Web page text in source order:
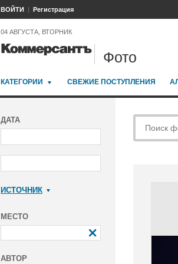
ВОЙТИ Регистрация
04 АВГУСТА, ВТОРНИК
Фото
КАТЕГОРИИ СВЕЖИЕ ПОСТУПЛЕНИЯ
ДАТА
ИСТОЧНИК
МЕСТО
АВТОР